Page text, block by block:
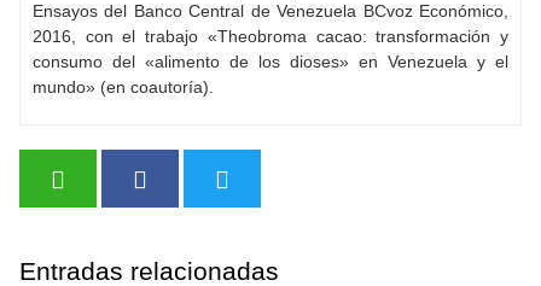
Ensayos del Banco Central de Venezuela BCvoz Económico,
2016, con el trabajo «Theobroma cacao: transformación y
consumo del «alimento de los dioses» en Venezuela y el
mundo» (en coautoría).
Entradas relacionadas